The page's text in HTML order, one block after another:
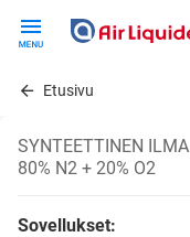
contentEtusivu
SYNTEETTINEN ILMA
80% N2 + 20% O2
Sovellukset: